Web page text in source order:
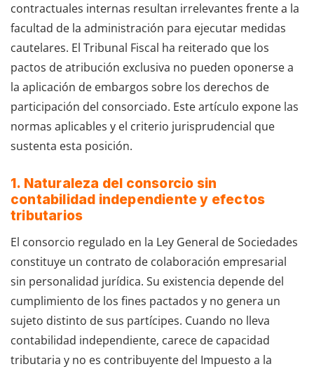
contractuales internas resultan irrelevantes frente a la
facultad de la administración para ejecutar medidas
cautelares. El Tribunal Fiscal ha reiterado que los
pactos de atribución exclusiva no pueden oponerse a
la aplicación de embargos sobre los derechos de
participación del consorciado. Este artículo expone las
normas aplicables y el criterio jurisprudencial que
sustenta esta posición.
1. Naturaleza del consorcio sin
contabilidad independiente y efectos
tributarios
El consorcio regulado en la Ley General de Sociedades
constituye un contrato de colaboración empresarial
sin personalidad jurídica. Su existencia depende del
cumplimiento de los fines pactados y no genera un
sujeto distinto de sus partícipes. Cuando no lleva
contabilidad independiente, carece de capacidad
tributaria y no es contribuyente del Impuesto a la